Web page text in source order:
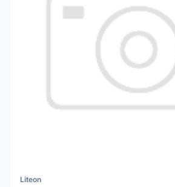
Liteon